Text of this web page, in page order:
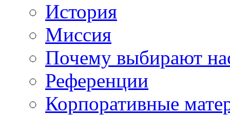
История
Миссия
Почему выбирают
Референции
Корпоративные